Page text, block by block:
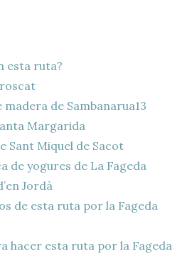
esta ruta?
madera de Sambanarua13
Margarida
Sant Miquel de Sacot
de yogures de La Fageda
Jordà
de esta ruta por la Fageda
hacer esta ruta por la Fageda